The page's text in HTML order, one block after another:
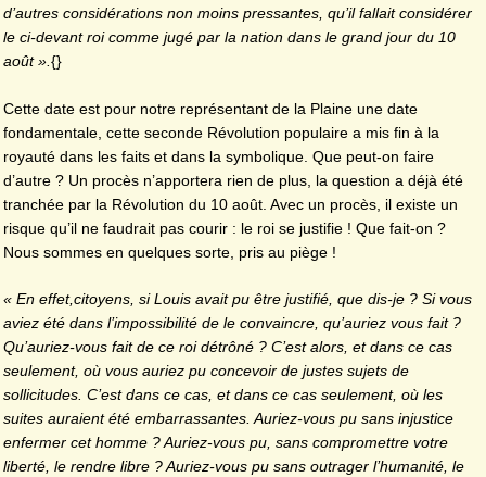
d’autres considérations non moins pressantes, qu’il fallait considérer
le ci-devant roi comme jugé par la nation dans le grand jour du 10
août ». {}
Cette date est pour notre représentant de la Plaine une date
fondamentale, cette seconde Révolution populaire a mis fin à la
royauté dans les faits et dans la symbolique. Que peut-on faire
d’autre ? Un procès n’apportera rien de plus, la question a déjà été
tranchée par la Révolution du 10 août. Avec un procès, il existe un
risque qu’il ne faudrait pas courir : le roi se justifie ! Que fait-on ?
Nous sommes en quelques sorte, pris au piège !
« En effet,citoyens, si Louis avait pu être justifié, que dis-je ? Si vous
aviez été dans l’impossibilité de le convaincre, qu’auriez vous fait ?
Qu’auriez-vous fait de ce roi détrôné ? C’est alors, et dans ce cas
seulement, où vous auriez pu concevoir de justes sujets de
sollicitudes. C’est dans ce cas, et dans ce cas seulement, où les
suites auraient été embarrassantes. Auriez-vous pu sans injustice
enfermer cet homme ? Auriez-vous pu, sans compromettre votre
liberté, le rendre libre ? Auriez-vous pu sans outrager l’humanité, le